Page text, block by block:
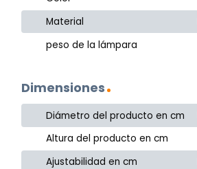
Material
peso de la lámpara
Dimensiones
Diámetro del producto en cm
Altura del producto en cm
Ajustabilidad en cm